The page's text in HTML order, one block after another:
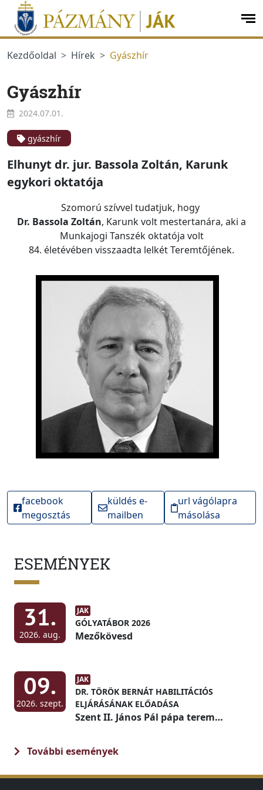
Ugrás a menüre
Ugrás a tartalomra
Kezdőoldal
Hírek Gyászhír
Gyászhír
2024.07.01.
gyászhír
Elhunyt dr. jur. Bassola Zoltán, Karunk
egykori oktatója
Szomorú szívvel tudatjuk, hogy
Dr. Bassola Zoltán, Karunk volt mestertanára, aki a
Munkajogi Tanszék oktatója volt
84. életévében visszaadta lelkét Teremtőjének.
facebook
megosztás
küldés e-
mailben
url vágólapra
másolása
ESEMÉNYEK
31.
2026. aug.
JAK
GÓLYATÁBOR 2026
Mezőkövesd
09.
2026. szept.
JAK
DR. TÖRÖK BERNÁT HABILITÁCIÓS
ELJÁRÁSÁNAK ELŐADÁSA
Szent II. János Pál pápa terem
További események